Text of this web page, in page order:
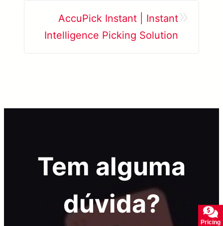
AccuPick Instant | Instant
Intelligence Picking Solution
Pricing
Tem alguma
dúvida?